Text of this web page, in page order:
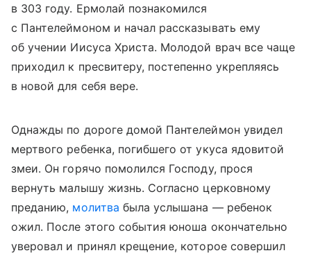
в 303 году. Ермолай познакомился
с Пантелеймоном и начал рассказывать ему
об учении Иисуса Христа. Молодой врач все чаще
приходил к пресвитеру, постепенно укрепляясь
в новой для себя вере.
Однажды по дороге домой Пантелеймон увидел
мертвого ребенка, погибшего от укуса ядовитой
змеи. Он горячо помолился Господу, прося
вернуть малышу жизнь. Согласно церковному
преданию, молитва была услышана — ребенок
ожил. После этого события юноша окончательно
уверовал и принял крещение, которое совершил